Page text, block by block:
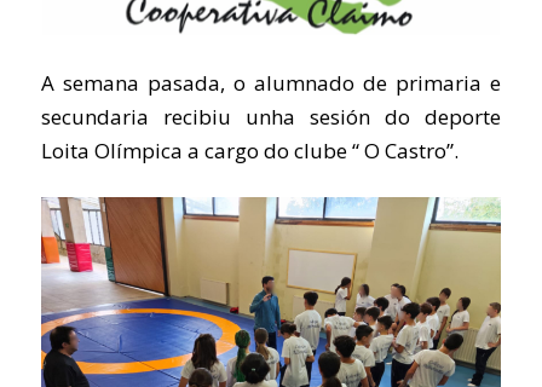
A semana pasada, o alumnado de primaria e
secundaria recibiu unha sesión do deporte
Loita Olímpica a cargo do clube “ O Castro”.